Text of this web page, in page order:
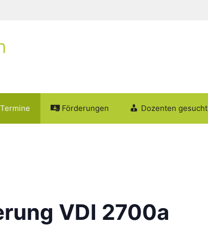
Termine Förderungen Dozenten gesucht
VDI 2700a